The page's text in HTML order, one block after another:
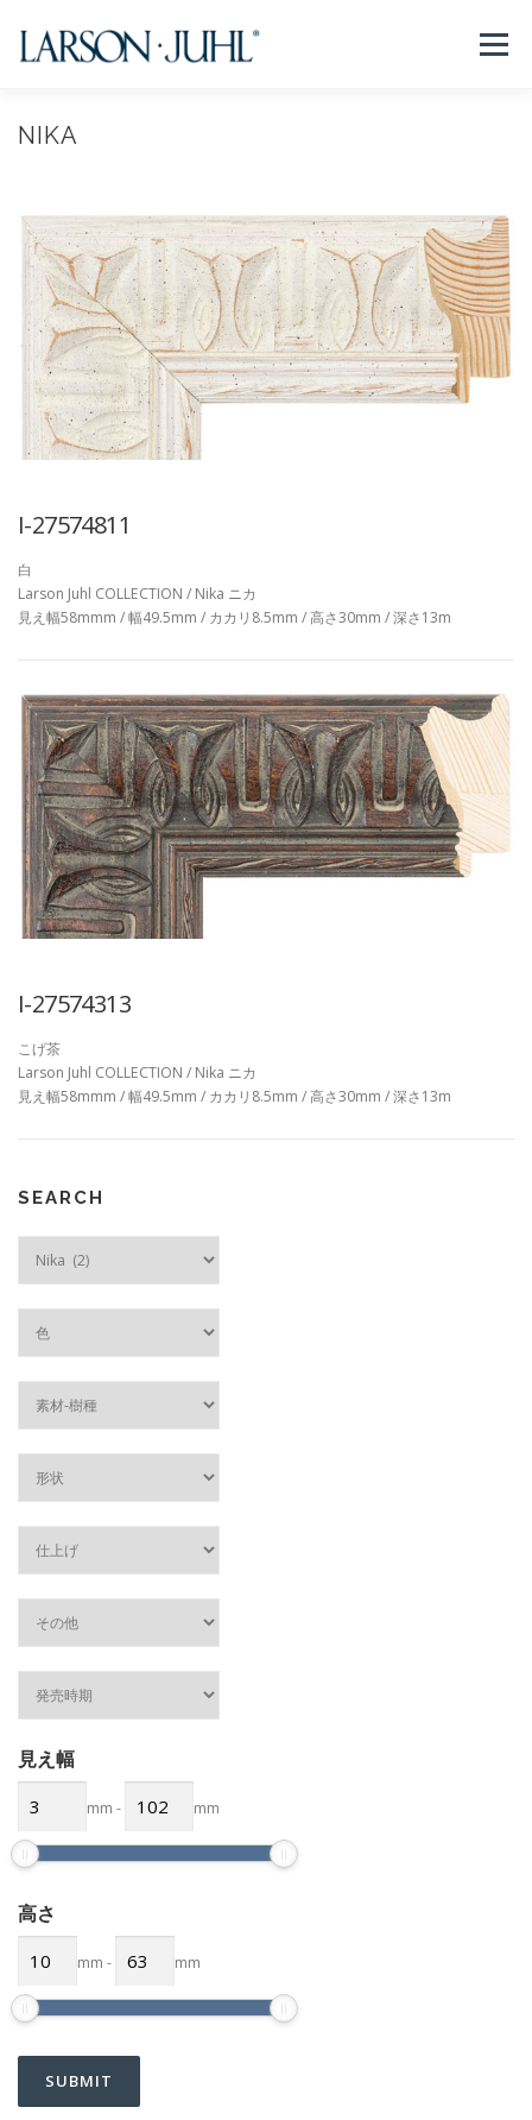
メニュー
NEWS
取扱店リスト お問い合わせ 法人のお客様
EN/CN
NIKA
I-27574811
白
Larson Juhl COLLECTION / Nika ニカ
見え幅58mmm / 幅49.5mm / カカリ8.5mm / 高さ30mm / 深さ13m
I-27574313
こげ茶
Larson Juhl COLLECTION / Nika ニカ
見え幅58mmm / 幅49.5mm / カカリ8.5mm / 高さ30mm / 深さ13m
SEARCH
見え幅
mm - mm
高さ
mm - mm